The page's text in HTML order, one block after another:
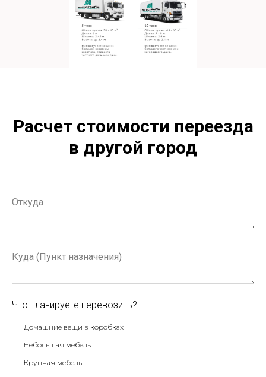
Расчет стоимости переезда
в другой город
Что планируете перевозить?
Домашние вещи в коробках
Небольшая мебель
Крупная мебель